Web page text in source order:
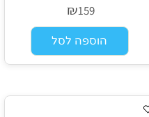
₪159
הוספה לסל